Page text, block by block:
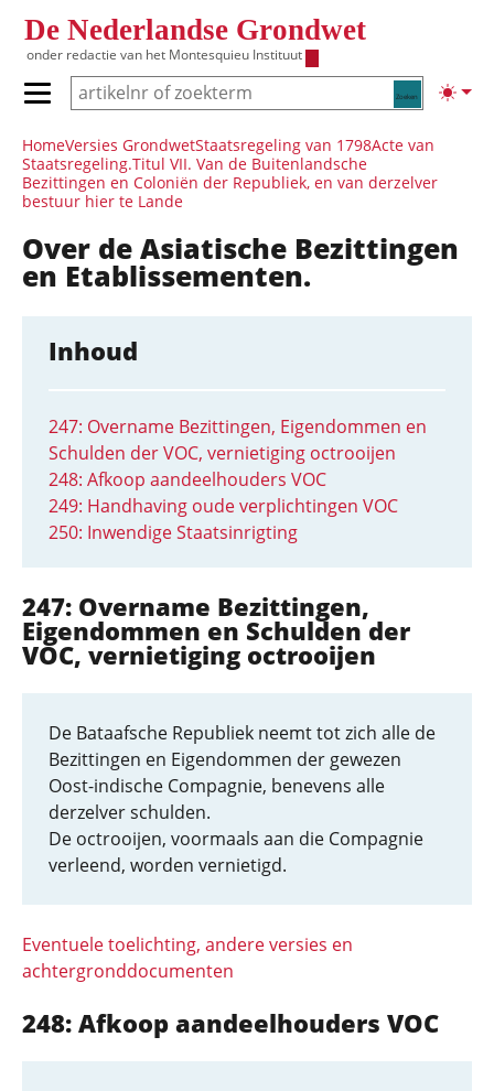
De Nederlandse Grondwet
onder redactie van het Montesquieu Instituut
Zoeken
Primair menu tonen/verbergen
Hoofdnavigatie
HomeVersies GrondwetStaatsregeling van 1798Acte van
Staatsregeling.Titul VII. Van de Buitenlandsche
Bezittingen en Coloniën der Republiek, en van derzelver
bestuur hier te Lande
Over de Asiatische Bezittingen
en Etablissementen.
Inhoud
247: Overname Bezittingen, Eigendommen en
Schulden der VOC, vernietiging octrooijen
248: Afkoop aandeelhouders VOC
249: Handhaving oude verplichtingen VOC
250: Inwendige Staatsinrigting
247: Overname Bezittingen,
Eigendommen en Schulden der
VOC, vernietiging octrooijen
De Bataafsche Republiek neemt tot zich alle de
Bezittingen en Eigendommen der gewezen
Oost-indische Compagnie, benevens alle
derzelver schulden.
De octrooijen, voormaals aan die Compagnie
verleend, worden vernietigd.
Eventuele toelichting, andere versies en
achtergronddocumenten
248: Afkoop aandeelhouders VOC